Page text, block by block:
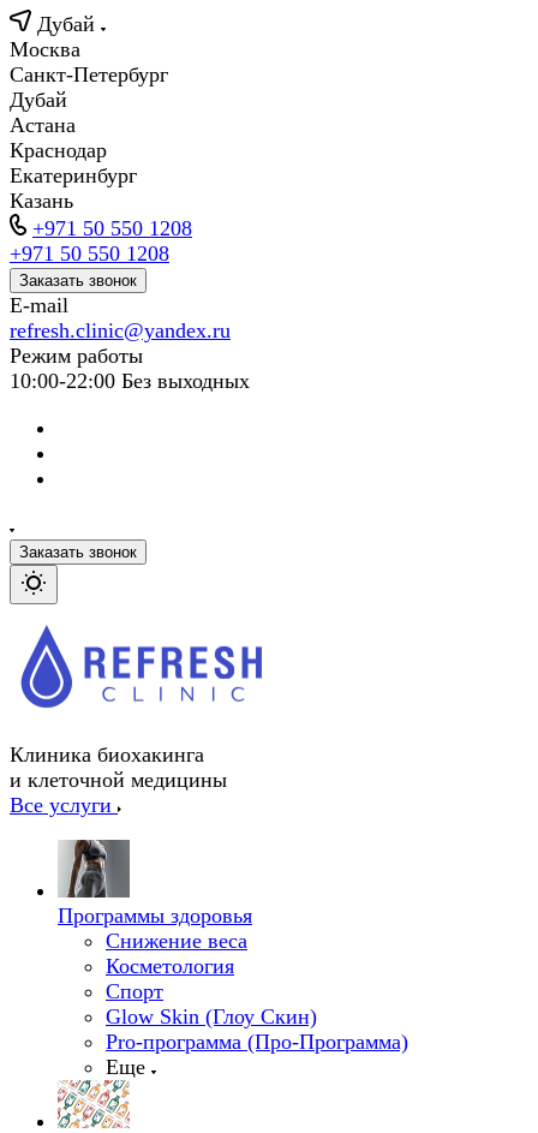
Дубай
Москва
Санкт-Петербург
Дубай
Астана
Краснодар
Екатеринбург
Казань
+971 50 550 1208
+971 50 550 1208
Заказать звонок
E-mail
refresh.clinic@yandex.ru
Режим работы
10:00-22:00 Без выходных
Заказать звонок
Клиника биохакинга
и клеточной медицины
Все услуги
Программы здоровья
Снижение веса
Косметология
Спорт
Glow Skin (Глоу Скин)
Pro-программа (Про-Программа)
Еще